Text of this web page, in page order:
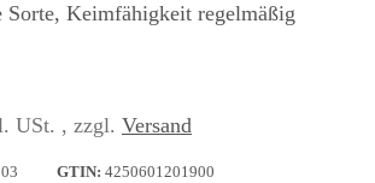
Sorte, Keimfähigkeit regelmäßig
USt. , zzgl. Versand
GTIN: 4250601201900